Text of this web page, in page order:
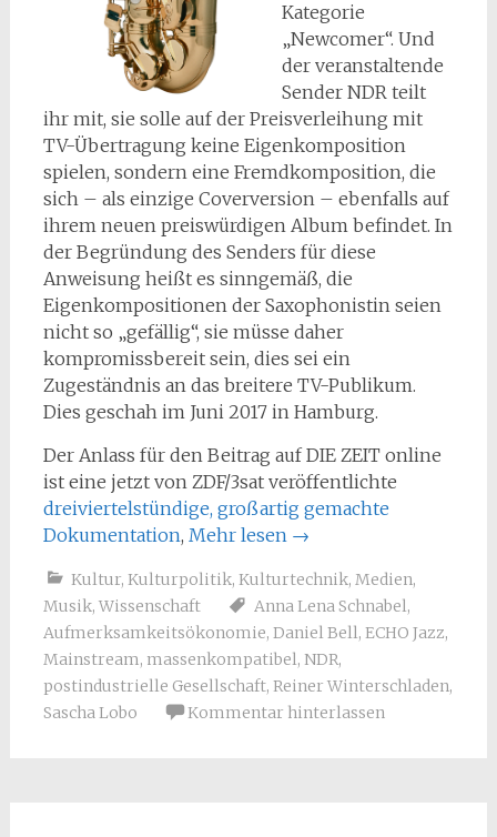
Kategorie
„Newcomer“. Und
der veranstaltende
Sender NDR teilt
ihr mit, sie solle auf der Preisverleihung mit
TV-Übertragung keine Eigenkomposition
spielen, sondern eine Fremdkomposition, die
sich – als einzige Coverversion – ebenfalls auf
ihrem neuen preiswürdigen Album befindet. In
der Begründung des Senders für diese
Anweisung heißt es sinngemäß, die
Eigenkompositionen der Saxophonistin seien
nicht so „gefällig“, sie müsse daher
kompromissbereit sein, dies sei ein
Zugeständnis an das breitere TV-Publikum.
Dies geschah im Juni 2017 in Hamburg.
Der Anlass für den Beitrag auf DIE ZEIT online
ist eine jetzt von ZDF/3sat veröffentlichte
dreiviertelstündige, großartig gemachte
Dokumentation, Mehr lesen →
Kultur, Kulturpolitik, Kulturtechnik, Medien,
Musik, Wissenschaft Anna Lena Schnabel,
Aufmerksamkeitsökonomie, Daniel Bell, ECHO Jazz,
Mainstream, massenkompatibel, NDR,
postindustrielle Gesellschaft, Reiner Winterschladen,
Sascha Lobo
Kommentar hinterlassen